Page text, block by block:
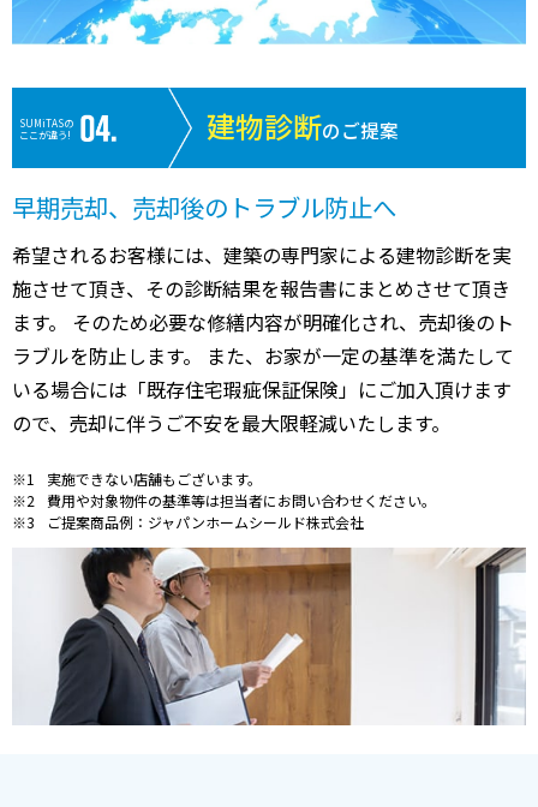
SUMiTASの
ここが違う!
建物診断のご提案
早期売却、売却後のトラブル防止へ
希望されるお客様には、建築の専門家による建物診断を実
施させて頂き、その診断結果を報告書にまとめさせて頂き
ます。 そのため必要な修繕内容が明確化され、売却後のト
ラブルを防止します。 また、お家が一定の基準を満たして
いる場合には「既存住宅瑕疵保証保険」にご加入頂けます
ので、売却に伴うご不安を最大限軽減いたします。
実施できない店舗もございます。
費用や対象物件の基準等は担当者にお問い合わせください。
ご提案商品例：ジャパンホームシールド株式会社